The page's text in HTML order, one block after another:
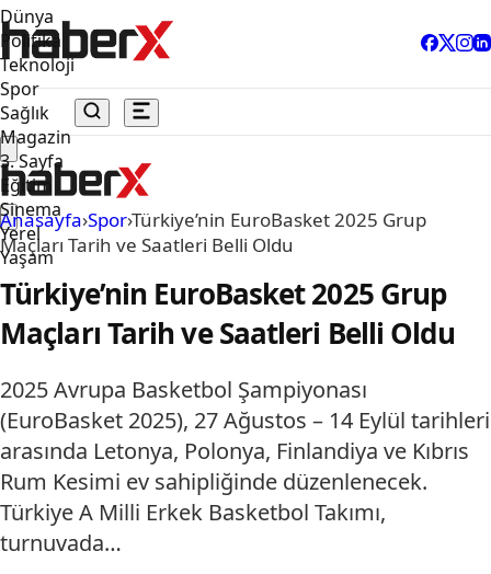
Dünya
Politika
Teknoloji
Spor
Sağlık
Magazin
3. Sayfa
Eğitim
Sinema
Yerel
Yaşam
Anasayfa›Spor›Türkiye’nin EuroBasket 2025 Grup
Maçları Tarih ve Saatleri Belli Oldu
Türkiye’nin EuroBasket 2025 Grup
Maçları Tarih ve Saatleri Belli Oldu
2025 Avrupa Basketbol Şampiyonası
(EuroBasket 2025), 27 Ağustos – 14 Eylül tarihleri
arasında Letonya, Polonya, Finlandiya ve Kıbrıs
Rum Kesimi ev sahipliğinde düzenlenecek.
Türkiye A Milli Erkek Basketbol Takımı,
turnuvada…